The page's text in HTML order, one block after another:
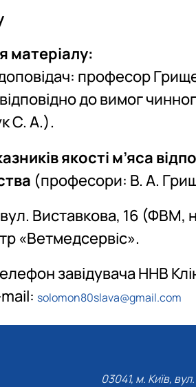
матеріалу:
(доповідач: професор
до вимог
С. А.).
якості м’яса
(професори: В. А.
вул. Виставкова, 16
«Ветмедсервіс».
завідувача ННВ
solomon80slava@gmail.com
03041, м. Київ,